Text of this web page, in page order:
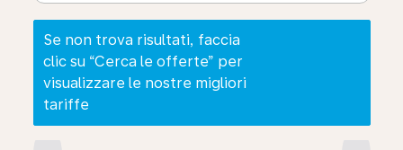
Se non trova risultati, faccia
clic su “Cerca le offerte” per
visualizzare le nostre migliori
tariffe